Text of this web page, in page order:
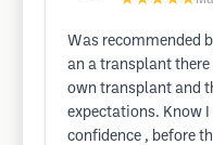
Was recommended
an a transplant there
own transplant and
expectations. Know
confidence , before